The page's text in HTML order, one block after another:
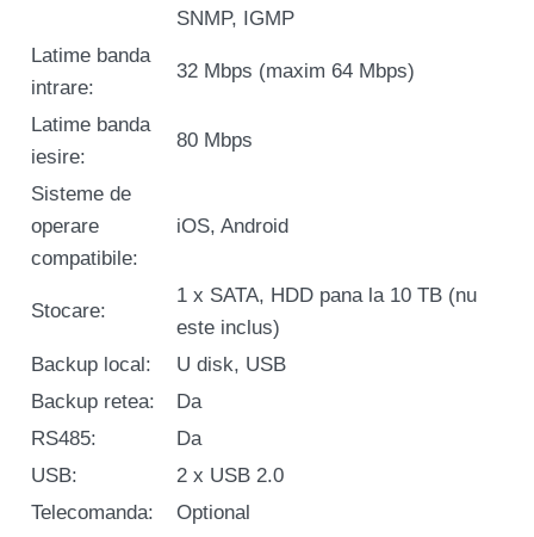
SNMP, IGMP
Latime banda
intrare:
32 Mbps (maxim 64 Mbps)
Latime banda
iesire:
80 Mbps
Sisteme de
operare
compatibile:
iOS, Android
Stocare:
1 x SATA, HDD pana la 10 TB (nu
este inclus)
Backup local:
U disk, USB
Backup retea:
Da
RS485:
Da
USB:
2 x USB 2.0
Telecomanda:
Optional